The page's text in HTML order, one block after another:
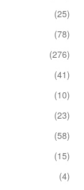
(25)
(78)
(276)
(41)
(10)
(23)
(58)
(15)
(4)